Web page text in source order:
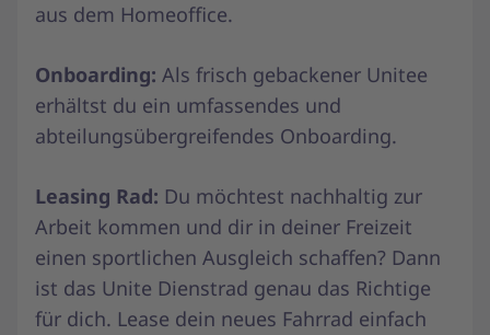
aus dem Homeoffice.
Onboarding: Als frisch gebackener Unitee
erhältst du ein umfassendes und
abteilungsübergreifendes Onboarding.
Leasing Rad: Du möchtest nachhaltig zur
Arbeit kommen und dir in deiner Freizeit
einen sportlichen Ausgleich schaffen? Dann
ist das Unite Dienstrad genau das Richtige
für dich. Lease dein neues Fahrrad einfach